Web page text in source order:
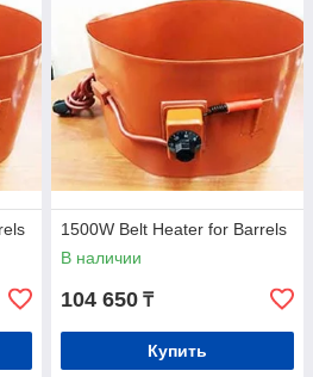
1500W Belt Heater for Barrels
В наличии
104 650 ₸
Купить